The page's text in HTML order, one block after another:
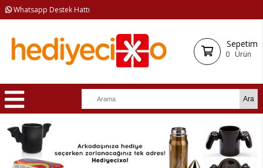
Whatsapp Destek Hattı
Sepetim
0 Ürün